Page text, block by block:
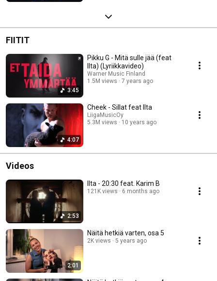
FIITIT
3:45
Pikku G - Mitä sulle jää (feat
Ilta) (Lyriikkavideo)
Warner Music Finland
1.5M views
7 years ago
4:07
Cheek - Sillat feat Ilta
LiigaMusicOy
5.3M views
10 years ago
Videos
2:53
Ilta - 20:30 feat. Karim B
121K views 6 months ago
2:01
Näitä hetkiä varten, osa 5
2K views 5 years ago